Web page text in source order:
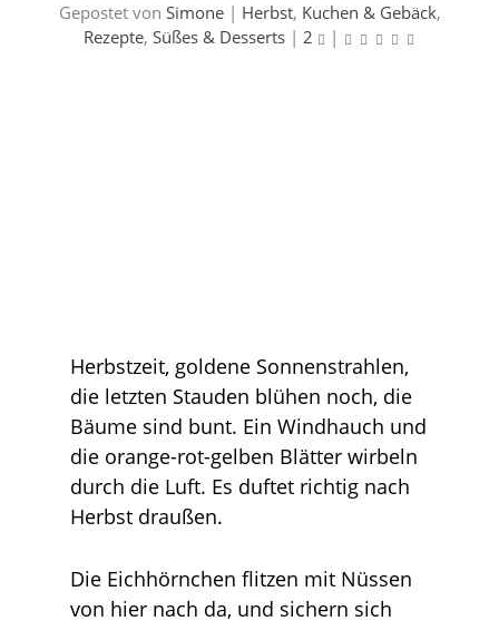
Gepostet von Simone| Herbst, Kuchen & Gebäck,
Rezepte, Süßes & Desserts| 2 |
Herbstzeit, goldene Sonnenstrahlen,
die letzten Stauden blühen noch, die
Bäume sind bunt. Ein Windhauch und
die orange-rot-gelben Blätter wirbeln
durch die Luft. Es duftet richtig nach
Herbst draußen.
Die Eichhörnchen flitzen mit Nüssen
von hier nach da, und sichern sich